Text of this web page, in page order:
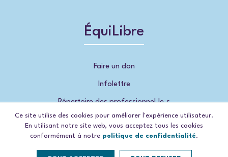
ÉquiLibre
Faire un don
Infolettre
Répertoire des professionnel.le.s
Ce site utilise des cookies pour améliorer l'expérience utilisateur.
En utilisant notre site web, vous acceptez tous les cookies
conformément à notre politique de confidentialité.